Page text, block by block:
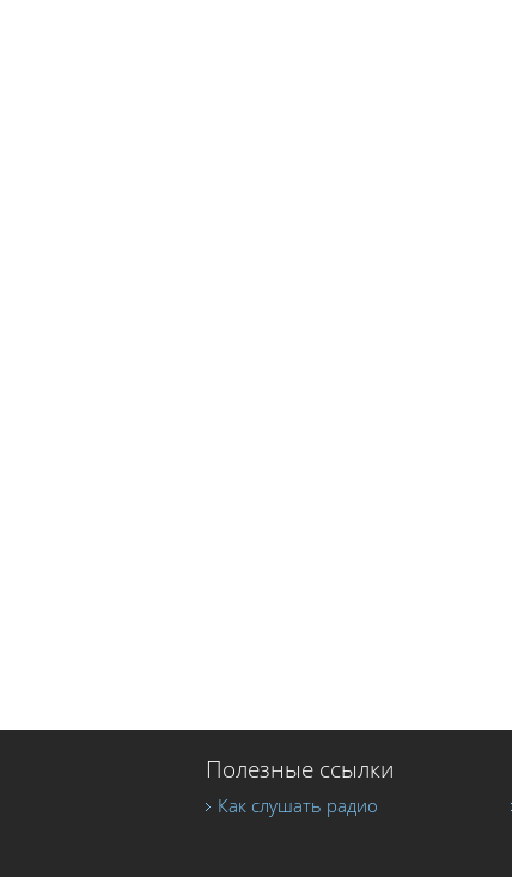
Полезные ссылки
Как слушать радио